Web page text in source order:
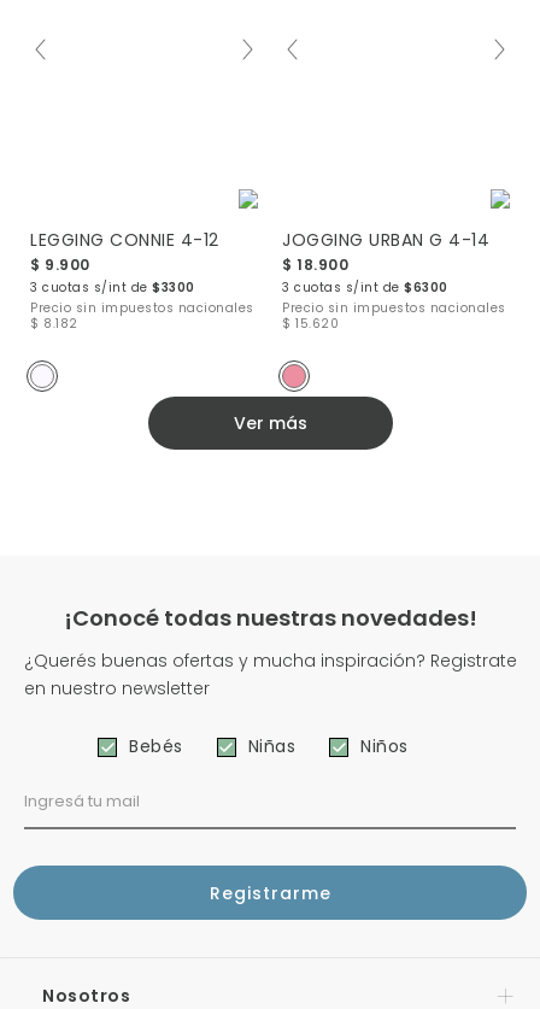
LEGGING CONNIE 4-12
$ 9.900
3 cuotas s/int de $3300
Precio sin impuestos nacionales
$ 8.182
JOGGING URBAN G 4-14
$ 18.900
3 cuotas s/int de $6300
Precio sin impuestos nacionales
$ 15.620
Ver más
¡Conocé todas nuestras novedades!
¿Querés buenas ofertas y mucha inspiración? Registrate
en nuestro newsletter
Bebés Niñas Niños
Nosotros